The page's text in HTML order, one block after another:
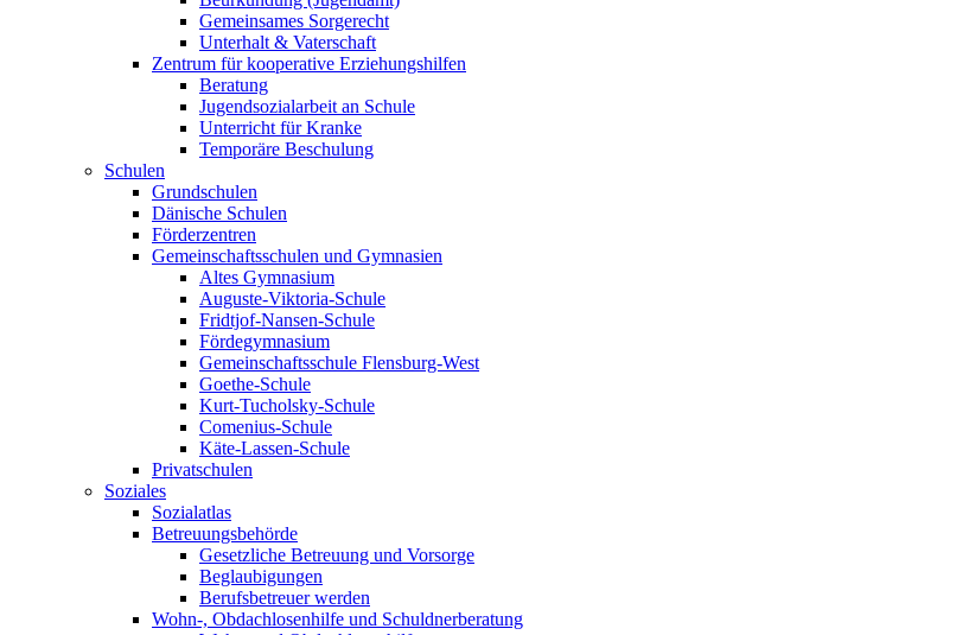
Gemeinsames Sorgerecht
Unterhalt & Vaterschaft
Zentrum für kooperative Erziehungshilfen
Beratung
Jugendsozialarbeit an Schule
Unterricht für Kranke
Temporäre Beschulung
Schulen
Grundschulen
Dänische Schulen
Förderzentren
Gemeinschaftsschulen und Gymnasien
Altes Gymnasium
Auguste-Viktoria-Schule
Fridtjof-Nansen-Schule
Fördegymnasium
Gemeinschaftsschule Flensburg-West
Goethe-Schule
Kurt-Tucholsky-Schule
Comenius-Schule
Käte-Lassen-Schule
Privatschulen
Soziales
Sozialatlas
Betreuungsbehörde
Gesetzliche Betreuung und Vorsorge
Beglaubigungen
Berufsbetreuer werden
Wohn-, Obdachlosenhilfe und Schuldnerberatung